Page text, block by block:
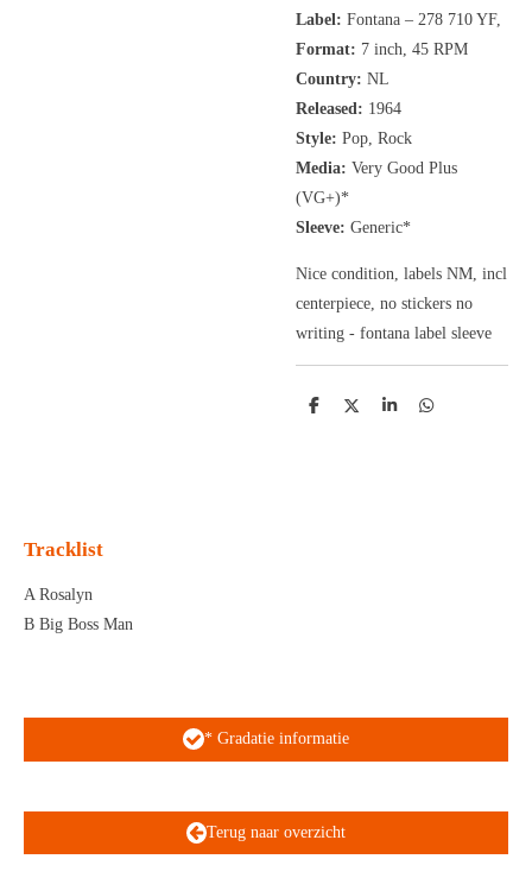
Label: Fontana ‎– 278 710 YF,
Format: 7 inch, 45 RPM
Country: NL
Released: 1964
Style: Pop, Rock
Media: Very Good Plus
(VG+)*
Sleeve: Generic*
Nice condition, labels NM, incl
centerpiece, no stickers no
writing - fontana label sleeve
D
D
S
D
Tracklist
A Rosalyn
B Big Boss Man
* Gradatie informatie
Terug naar overzicht